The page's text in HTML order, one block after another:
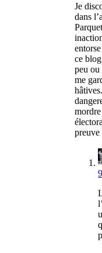
Je
dans
ce
peu ou
me
preuve